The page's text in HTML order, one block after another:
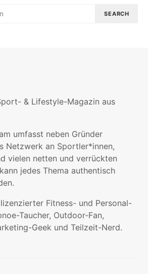
SEARCH
& Lifestyle-Magazin aus
umfasst neben Gründer
Netzwerk an Sportler*innen,
vielen netten und verrückten
jedes Thema authentisch
Fitness- und Personal-
Taucher, Outdoor-Fan,
Geek und Teilzeit-Nerd.